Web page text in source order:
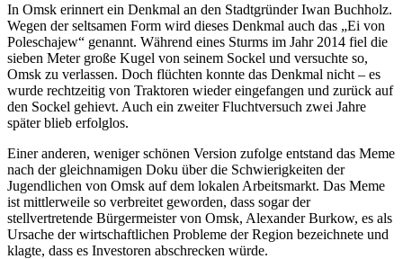
In Omsk erinnert ein Denkmal an den Stadtgründer Iwan Buchholz.
Wegen der seltsamen Form wird dieses Denkmal auch das „Ei von
Poleschajew“ genannt. Während eines Sturms im Jahr 2014 fiel die
sieben Meter große Kugel von seinem Sockel und versuchte so,
Omsk zu verlassen. Doch flüchten konnte das Denkmal nicht – es
wurde rechtzeitig von Traktoren wieder eingefangen und zurück auf
den Sockel gehievt. Auch ein zweiter Fluchtversuch zwei Jahre
später blieb erfolglos.
Einer anderen, weniger schönen Version zufolge entstand das Meme
nach der gleichnamigen Doku über die Schwierigkeiten der
Jugendlichen von Omsk auf dem lokalen Arbeitsmarkt. Das Meme
ist mittlerweile so verbreitet geworden, dass sogar der
stellvertretende Bürgermeister von Omsk, Alexander Burkow, es als
Ursache der wirtschaftlichen Probleme der Region bezeichnete und
klagte, dass es Investoren abschrecken würde.